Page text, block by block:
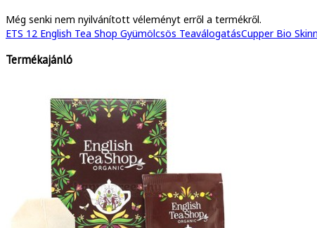
Még senki nem nyilvánított véleményt erről a termékről.
ETS 12 English Tea Shop Gyümölcsös TeaválogatásCupper Bio
Termékajánló